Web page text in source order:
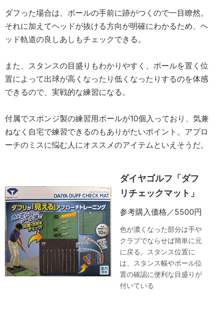
ダフった場合は、ボールの手前に跡がつくので一目瞭然。
それに加えてヘッドが抜ける方向が明確にわかるため、ヘ
ッド軌道の良しあしもチェックできる。
また、スタンスの目盛りもわかりやすく、ボールを置く位
置によって出球が高くなったり低くなったりするのを体感
できるので、実戦的な練習になる。
付属でスポンジ製の練習用ボールが10個入っており、気兼
ねなく自宅で練習できるのもありがたいポイント。アプロ
ーチのミスに悩む人にオススメのアイテムといえそうだ。
ダイヤゴルフ「ダフ
リチェックマット」
参考購入価格／5500円
色が濃くなった部分は手や
クラブでならせば簡単に元
に戻る。スタンス位置に
は、スタンス幅やボール位
置の確認に便利な目盛りが
付いている